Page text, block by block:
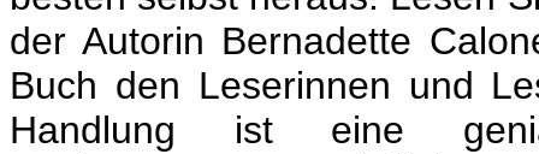
der Autorin Bernadette
Buch den Leserinnen und
Handlung ist eine